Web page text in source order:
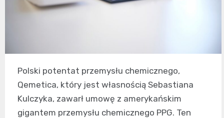
Polski potentat przemysłu chemicznego,
Qemetica, który jest własnością Sebastiana
Kulczyka, zawarł umowę z amerykańskim
gigantem przemysłu chemicznego PPG. Ten